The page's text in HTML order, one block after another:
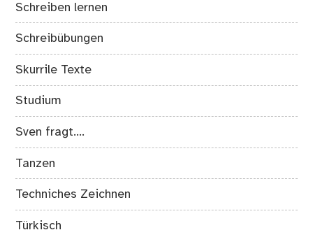
Schreiben lernen
Schreibübungen
Skurrile Texte
Studium
Sven fragt….
Tanzen
Techniches Zeichnen
Türkisch